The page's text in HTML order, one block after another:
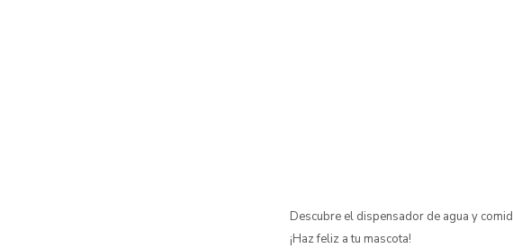
Descubre el dispensador de agua y
¡Haz feliz a tu mascota!